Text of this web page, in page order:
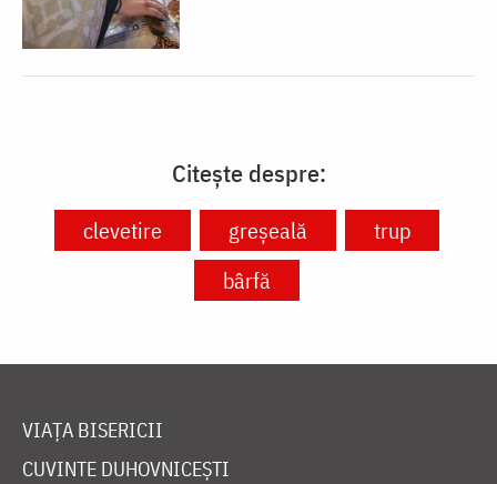
Citește despre:
clevetire greșeală
trup
bârfă
VIAȚA BISERICII
CUVINTE DUHOVNICEȘTI